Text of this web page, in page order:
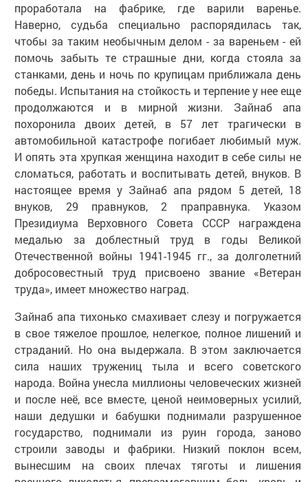
проработала на фабрике, где варили варенье.
Наверно, судьба специально распорядилась так,
чтобы за таким необычным делом - за вареньем - ей
помочь забыть те страшные дни, когда стояла за
станками, день и ночь по крупицам приближала день
победы. Испытания на стойкость и терпение у нее еще
продолжаются и в мирной жизни. Зайнаб апа
похоронила двоих детей, в 57 лет трагически в
автомобильной катастрофе погибает любимый муж.
И опять эта хрупкая женщина находит в себе силы не
сломаться, работать и воспитывать детей, внуков. В
настоящее время у Зайнаб апа рядом 5 детей, 18
внуков, 29 правнуков, 2 праправнука. Указом
Президиума Верховного Совета СССР награждена
медалью за доблестный труд в годы Великой
Отечественной войны 1941-1945 гг., за долголетний
добросовестный труд присвоено звание «Ветеран
труда», имеет множество наград.
Зайнаб апа тихонько смахивает слезу и погружается
в свое тяжелое прошлое, нелегкое, полное лишений и
страданий. Но она выдержала. В этом заключается
сила наших тружениц тыла и всего советского
народа. Война унесла миллионы человеческих жизней
и после неё, все вместе, ценой неимоверных усилий,
наши дедушки и бабушки поднимали разрушенное
государство, поднимали из руин города, заново
строили заводы и фабрики. Низкий поклон всем,
вынесшим на своих плечах тяготы и лишения